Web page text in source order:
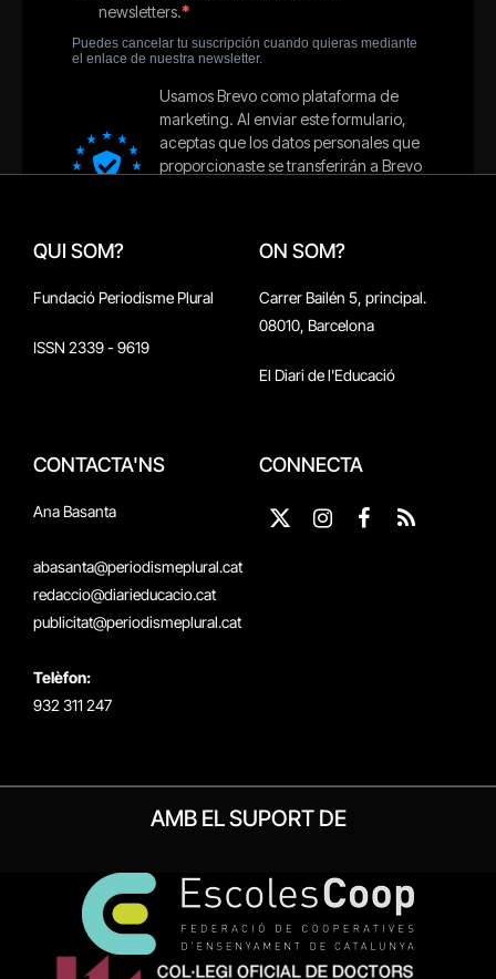
QUI SOM?
Fundació Periodisme Plural
ISSN 2339 - 9619
ON SOM?
Carrer Bailén 5, principal.
08010, Barcelona
El Diari de l'Educació
CONTACTA'NS
Ana Basanta
abasanta@periodismeplural.cat
redaccio@diarieducacio.cat
publicitat@periodismeplural.cat
Telèfon:
932 311 247
CONNECTA
X
Instagram
Facebook
RSS
AMB EL SUPORT DE